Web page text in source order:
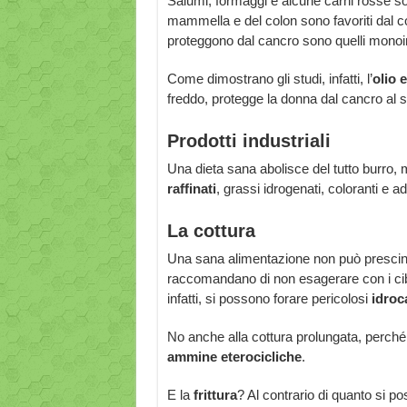
mammella e del colon sono favoriti dal
proteggono dal cancro sono quelli
Come dimostrano gli studi, infatti, l’olio
freddo, protegge la donna dal cancro al
Prodotti industriali
Una dieta sana abolisce del tutto burro,
raffinati, grassi idrogenati, coloranti e
La cottura
Una sana alimentazione non può
raccomandano di non esagerare con i
infatti, si possono forare pericolosi
No anche alla cottura prolungata,
ammine eterocicliche.
E la frittura? Al contrario di quanto si